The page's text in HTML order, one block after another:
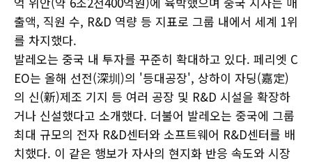
출액, 직원 수, R&D 역량 등 지표로 그룹 내에서 세계 1위
를 차지했다.
발레오는 중국 내 투자를 꾸준히 확대하고 있다. 페리엣 C
EO는 올해 선전(深圳)의 '등대공장', 상하이 자딩(嘉定)
의 신(新)제조 기지 등 여러 공장 및 R&D 시설을 확장하
거나 신설했다고 소개했다. 더불어 발레오는 중국에 그룹
최대 규모의 전자 R&D센터와 소프트웨어 R&D센터를 배
치했다. 이 같은 행보가 자사의 현지화 반응 속도와 시장